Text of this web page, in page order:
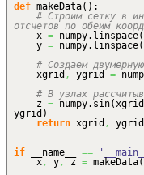
def makeData( ) :
# Строим сетку в
отсчетов по обеим
x = numpy. linspace(
y = numpy. linspace(
# Создаем
xgrid , ygrid =
# В узлах
z = numpy. sin(xgrid
ygrid )
return xgrid , ygrid
if __name__ ==
x, y, z = makeData(